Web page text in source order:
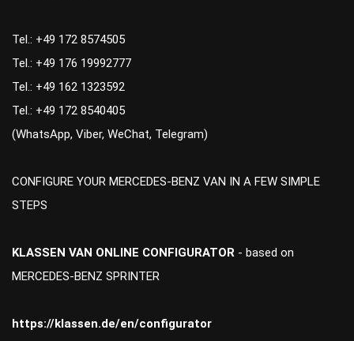
Tel.: +49 172 8574505
Tel.: +49 176 19992777
Tel.: +49 162 1323592
Tel.: +49 172 8540405
(WhatsApp, Viber, WeChat, Telegram)
CONFIGURE YOUR MERCEDES-BENZ VAN IN A FEW SIMPLE
STEPS
KLASSEN VAN ONLINE CONFIGURATOR - based on
MERCEDES-BENZ SPRINTER
https://klassen.de/en/configurator